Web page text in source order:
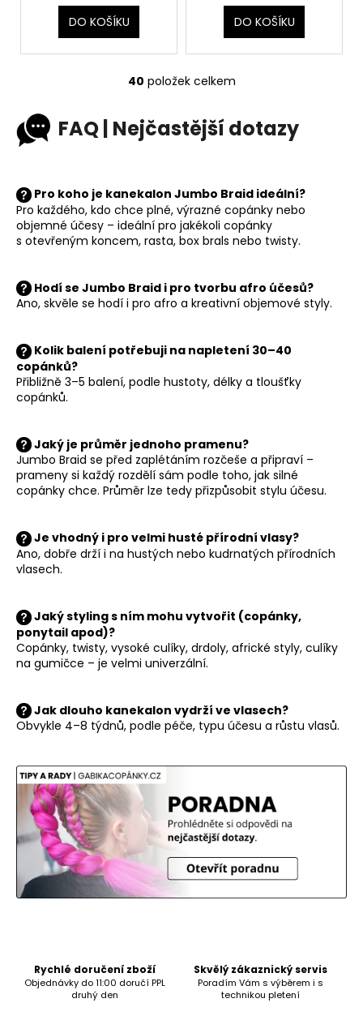
DO KOŠÍKU DO KOŠÍKU
O
l
á
c
í
p
r
k
y
p
i
s
40 položek celkem
FAQ | Nejčastější dotazy
Pro koho je kanekalon Jumbo Braid ideální?
Pro každého, kdo chce plné, výrazné copánky nebo
objemné účesy – ideální pro jakékoli copánky
s otevřeným koncem, rasta, box brals nebo twisty.
Hodí se Jumbo Braid i pro tvorbu afro účesů?
Ano, skvěle se hodí i pro afro a kreativní objemové styly.
Kolik balení potřebuji na napletení 30–40
copánků?
Přibližně 3–5 balení, podle hustoty, délky a tloušťky
copánků.
Jaký je průměr jednoho pramenu?
Jumbo Braid se před zaplétáním rozčeše a připraví –
prameny si každý rozdělí sám podle toho, jak silné
copánky chce. Průměr lze tedy přizpůsobit stylu účesu.
Je vhodný i pro velmi husté přírodní vlasy?
Ano, dobře drží i na hustých nebo kudrnatých přírodních
vlasech.
Jaký styling s ním mohu vytvořit (copánky,
ponytail apod)?
Copánky, twisty, vysoké culíky, drdoly, africké styly, culíky
na gumičce – je velmi univerzální.
Jak dlouho kanekalon vydrží ve vlasech?
Obvykle 4–8 týdnů, podle péče, typu účesu a růstu vlasů.
Rychlé doručení zboží
Objednávky do 11:00 doručí PPL
druhý den
Skvělý zákaznický servis
Poradím Vám s výběrem i s
technikou pletení